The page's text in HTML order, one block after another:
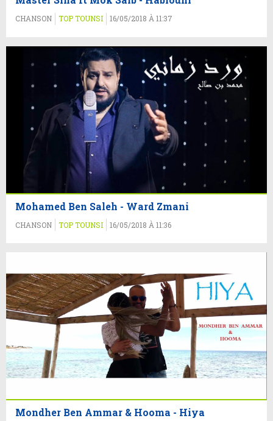
CHANSON TOP TOUNSI 16/05/2018 À 11:37
Mohamed Ben Saleh - Ward Zmani
CHANSON TOP TOUNSI 16/05/2018 À 11:36
Mondher Ben Ammar & Hooma - Hiya